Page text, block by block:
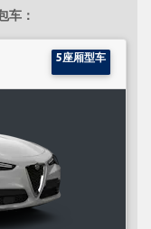
车：
5座厢型车